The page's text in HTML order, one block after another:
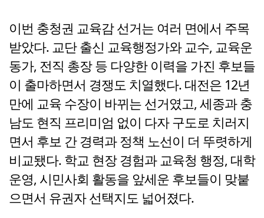
이번 충청권 교육감 선거는 여러 면에서 주목
받았다. 교단 출신 교육행정가와 교수, 교육운
동가, 전직 총장 등 다양한 이력을 가진 후보들
이 출마하면서 경쟁도 치열했다. 대전은 12년
만에 교육 수장이 바뀌는 선거였고, 세종과 충
남도 현직 프리미엄 없이 다자 구도로 치러지
면서 후보 간 경력과 정책 노선이 더 뚜렷하게
비교됐다. 학교 현장 경험과 교육청 행정, 대학
운영, 시민사회 활동을 앞세운 후보들이 맞붙
으면서 유권자 선택지도 넓어졌다.